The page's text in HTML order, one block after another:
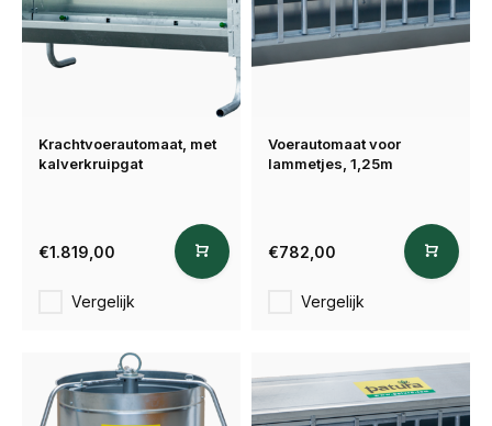
Krachtvoerautomaat, met
kalverkruipgat
€1.819,00
Vergelijk
Voerautomaat voor
lammetjes, 1,25m
€782,00
Vergelijk